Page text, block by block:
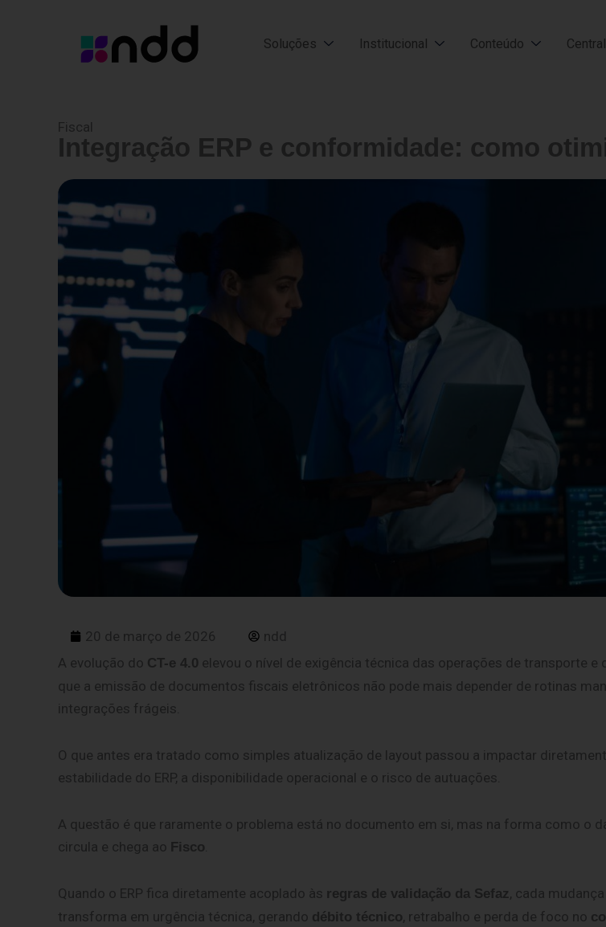
Soluções Institucional Conteúdo
Fiscal
Integração ERP e conformidade: como
20 de março de 2026
ndd
A evolução do CT-e 4.0 elevou o nível de exigência técnica das operações de transporte e
que a emissão de documentos fiscais eletrônicos não pode mais depender de rotinas
integrações frágeis.
O que antes era tratado como simples atualização de layout passou a impactar
estabilidade do ERP, a disponibilidade operacional e o risco de autuações.
A questão é que raramente o problema está no documento em si, mas na forma como o
circula e chega ao Fisco
Quando o ERP fica diretamente acoplado às regras de validação da Sefaz, cada
transforma em urgência técnica, gerando débito técnico, retrabalho e perda de foco no